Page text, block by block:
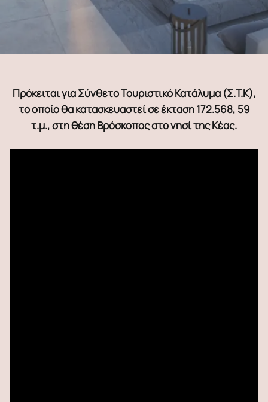
Πρόκειται για Σύνθετο Τουριστικό Κατάλυμα (Σ.Τ.Κ),
το οποίο θα κατασκευαστεί σε έκταση 172.568, 59
τ.μ., στη θέση Βρόσκοπος στο νησί της Κέας.